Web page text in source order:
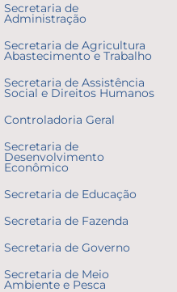
Secretaria de
Administração
Secretaria de Agricultura
Abastecimento e Trabalho
Secretaria de Assistência
Social e Direitos Humanos
Controladoria Geral
Secretaria de
Desenvolvimento
Econômico
Secretaria de Educação
Secretaria de Fazenda
Secretaria de Governo
Secretaria de Meio
Ambiente e Pesca